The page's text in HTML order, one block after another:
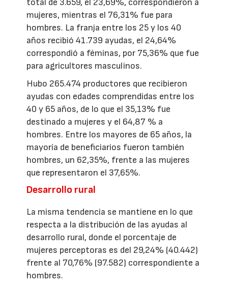
total de 3.659, el 23,69%, correspondieron a
mujeres, mientras el 76,31% fue para
hombres. La franja entre los 25 y los 40
años recibió 41.739 ayudas, el 24,64%
correspondió a féminas, por 75,36% que fue
para agricultores masculinos.
Hubo 265.474 productores que recibieron
ayudas con edades comprendidas entre los
40 y 65 años, de lo que el 35,13% fue
destinado a mujeres y el 64,87 % a
hombres. Entre los mayores de 65 años, la
mayoría de beneficiarios fueron también
hombres, un 62,35%, frente a las mujeres
que representaron el 37,65%.
Desarrollo rural
La misma tendencia se mantiene en lo que
respecta a la distribución de las ayudas al
desarrollo rural, donde el porcentaje de
mujeres perceptoras es del 29,24% (40.442)
frente al 70,76% (97.582) correspondiente a
hombres.